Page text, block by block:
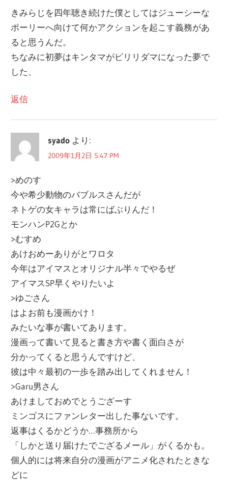
きみらじを四年聴き続けた僕としてはジューシーな
ポーリーへ向けて何かアクションを起こす義務があ
ると思うんだ。
ちなみに初夢はキンタマがビリリダマになった夢で
した、
返信
syado より:
2009年1月2日 5:47 PM
>めのす
今や希少動物のバブルスさんだが
ネトゲの女キャラは常にばぶりんだ！
モンハンP2Gとか
>むすめ
あけおめーありがとワロタ
今年はアイマスとオリジナル半々でやるぜ
アイマスSP早くやりたいよ
>ゆごさん
はよお前も漫画かけ！
みたいな事が書いてあります。
漫画って書いて見ると書き方や書く面白さが
分かってくると思うんですけど、
彼は中々最初の一歩を踏み出してくれません！
>Garu男さん
あけましておめでとうござーす
ミンゴスにファンレター出した事ないです。
返事はくるかどうか…事務所から
「しかと送り届けたでござるメール」がくるかも。
個人的には将来自分の漫画がアニメ化されたときな
どに